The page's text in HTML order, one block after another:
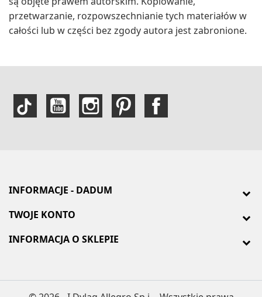
przetwarzanie, rozpowszechnianie tych materiałów w
całości lub w części bez zgody autora jest zabronione.
INFORMACJE - DADUM
TWOJE KONTO
INFORMACJA O SKLEPIE